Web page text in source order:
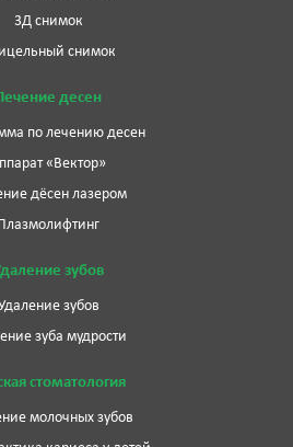
3Д снимок
снимок
десен
по лечению десен
«Вектор»
дёсен лазером
зубов
зубов
зуба мудрости
стоматология
молочных зубов